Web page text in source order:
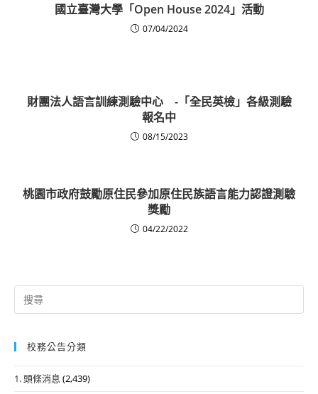
國立臺灣大學「Open House 2024」活動
07/04/2024
財團法人語言訓練測驗中心 -「全民英檢」各級測驗
報名中
08/15/2023
桃園市政府鼓勵原住民參加原住民族語言能力認證測驗
獎勵
04/22/2022
Search
for:
校務公告分類
1. 頭條消息 (2,439)